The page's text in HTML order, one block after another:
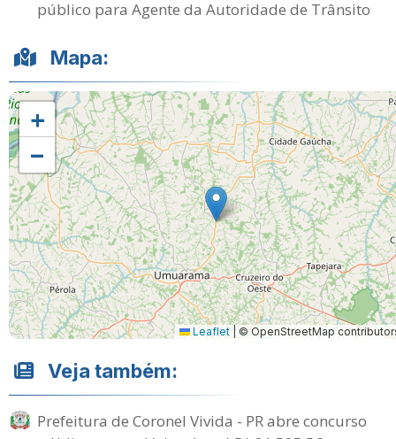
público para Agente da Autoridade de Trânsito
Mapa:
+
−
Leaflet © OpenStreetMap
Veja também:
Prefeitura de Coronel Vivida - PR abre concurso